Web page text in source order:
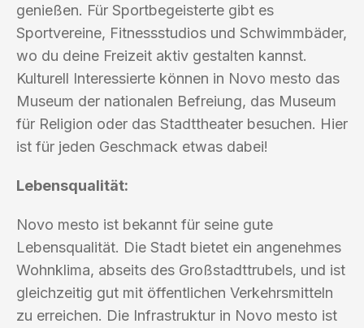
genießen. Für Sportbegeisterte gibt es
Sportvereine, Fitnessstudios und Schwimmbäder,
wo du deine Freizeit aktiv gestalten kannst.
Kulturell Interessierte können in Novo mesto das
Museum der nationalen Befreiung, das Museum
für Religion oder das Stadttheater besuchen. Hier
ist für jeden Geschmack etwas dabei!
Lebensqualität:
Novo mesto ist bekannt für seine gute
Lebensqualität. Die Stadt bietet ein angenehmes
Wohnklima, abseits des Großstadttrubels, und ist
gleichzeitig gut mit öffentlichen Verkehrsmitteln
zu erreichen. Die Infrastruktur in Novo mesto ist